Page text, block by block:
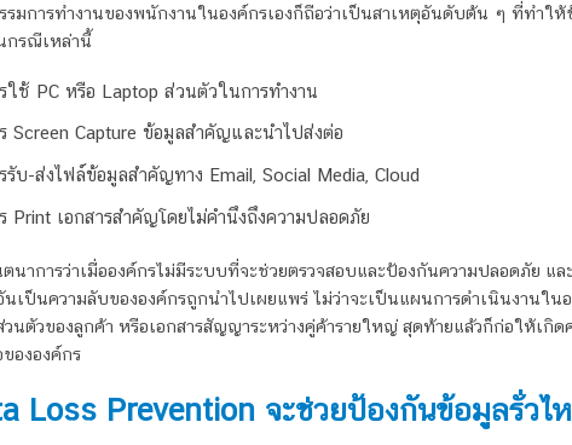
รมการทำงานของพนักงานในองค์กรเองก็ถือว่าเป็นสาเหตุอันดับต้น ๆ ที่ทำให้
กรณีเหล่านี้
ใช้ PC หรือ Laptop ส่วนตัวในการทำงาน
Screen Capture ข้อมูลสำคัญและนำไปส่งต่อ
รับ-ส่งไฟล์ข้อมูลสำคัญทาง Email, Social Media, Cloud
Print เอกสารสำคัญโดยไม่คำนึงถึงความปลอดภัย
ตนาการว่าเมื่อองค์กรไม่มีระบบที่จะช่วยตรวจสอบและป้องกันความปลอดภัย
เป็นความลับขององค์กรถูกนำไปเผยแพร่ ไม่ว่าจะเป็นแผนการดำเนินงานใ
นตัวของลูกค้า หรือเอกสารสัญญาระหว่างคู่ค้ารายใหญ่ สุดท้ายแล้วก็ก่อให้เกิ
ององค์กร
Loss Prevention จะช่วยป้องกันข้อมูลรั่วไห